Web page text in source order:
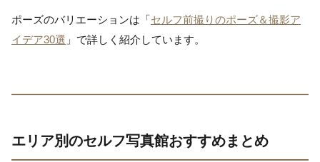
ポーズのバリエーションは「セルフ前撮りのポーズ＆撮影ア
イデア30選 」で詳しく紹介しています。
エリア別のセルフ写真館おすすめまとめ